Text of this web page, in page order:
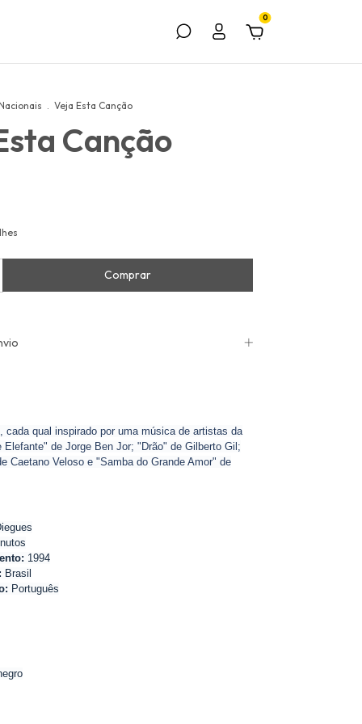
0
. Veja Esta Canção
Canção
cada qual inspirado por uma música de artistas da
de Jorge Ben Jor; "Drão" de Gilberto Gil;
Caetano Veloso e "Samba do Grande Amor" de
1994
Brasil
Português